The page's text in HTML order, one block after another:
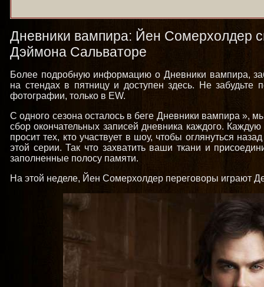
Дневники вампира: Йен Сомерхолдер
Дэймона Сальваторе
Более подробную информацию о Дневники вампира,
на стендах в пятницу и доступен здесь. Не забудьте
фотографии, только в EW.
С одного сезона осталось в беге Дневники вампира »,
сбор окончательных записей дневника каждого.
просит тех, кто участвует в шоу, чтобы оглянуться
этой серии. Так что захватить ваши ткани и
заполненные полосу памяти.
На этой неделе, Йен Сомерхолдер переговоры играют